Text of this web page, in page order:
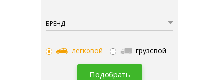
БРЕНД
легковой грузовой
Подобрать